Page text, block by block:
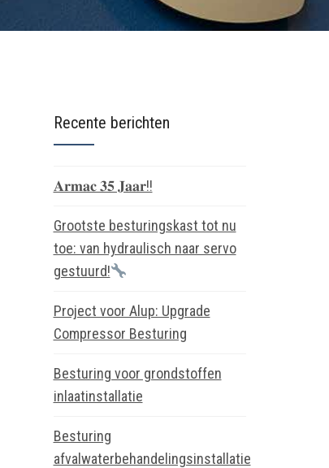
Recente berichten
𝐀𝐫𝐦𝐚𝐜 𝟑𝟓 𝐉𝐚𝐚𝐫!!
Grootste besturingskast tot nu
toe: van hydraulisch naar servo
gestuurd!
Project voor Alup: Upgrade
Compressor Besturing
Besturing voor grondstoffen
inlaatinstallatie
Besturing
afvalwaterbehandelingsinstallatie